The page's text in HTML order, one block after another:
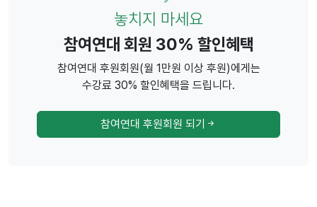
놓치지 마세요
참여연대 회원 30% 할인혜택
참여연대 후원회원(월 1만원 이상 후원)에게는
수강료 30% 할인혜택을 드립니다.
참여연대 후원회원 되기